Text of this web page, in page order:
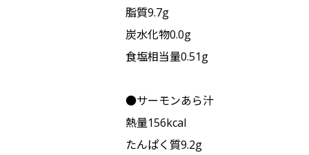
脂質9.7g
炭水化物0.0g
食塩相当量0.51g
●サーモンあら汁
熱量156kcal
たんぱく質9.2g